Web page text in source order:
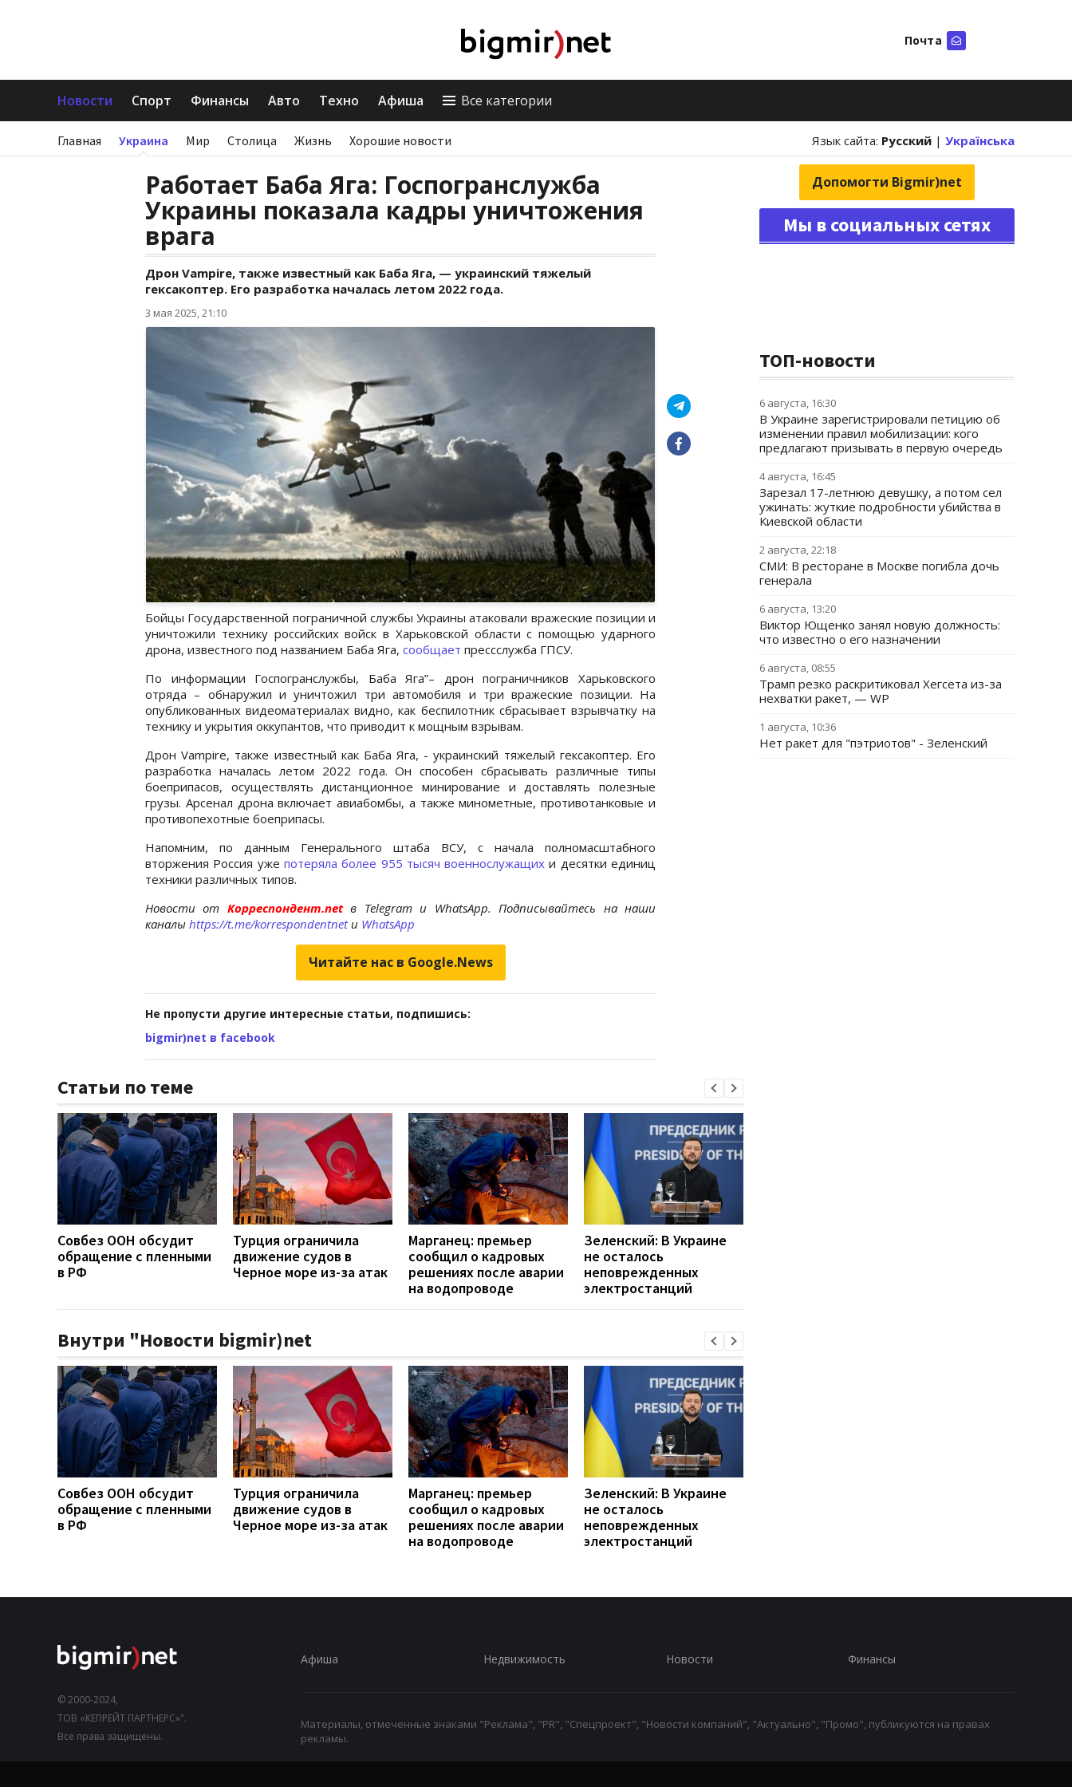
Почта
Новости Спорт Финансы Авто Техно Афиша Все категории
Главная Украина Мир Столица Жизнь Хорошие новости Язык сайта: Русский | Українська
Работает Баба Яга: Госпогранслужба
Украины показала кадры уничтожения
врага
Дрон Vampire, также известный как Баба Яга, — украинский тяжелый
гексакоптер. Его разработка началась летом 2022 года.
3 мая 2025, 21:10
Бойцы Государственной пограничной службы Украины атаковали вражеские позиции и
уничтожили технику российских войск в Харьковской области с помощью ударного
дрона, известного под названием Баба Яга, сообщает прессслужба ГПСУ.
По информации Госпогранслужбы, Баба Яга”– дрон пограничников Харьковского
отряда – обнаружил и уничтожил три автомобиля и три вражеские позиции. На
опубликованных видеоматериалах видно, как беспилотник сбрасывает взрывчатку на
технику и укрытия оккупантов, что приводит к мощным взрывам.
Дрон Vampire, также известный как Баба Яга, - украинский тяжелый гексакоптер. Его
разработка началась летом 2022 года. Он способен сбрасывать различные типы
боеприпасов, осуществлять дистанционное минирование и доставлять полезные
грузы. Арсенал дрона включает авиабомбы, а также минометные, противотанковые и
противопехотные боеприпасы.
Напомним, по данным Генерального штаба ВСУ, с начала полномасштабного
вторжения Россия уже потеряла более 955 тысяч военнослужащихи десятки единиц
техники различных типов.
Новости от Корреспондент.netв Telegram и WhatsApp. Подписывайтесь на наши
каналы https://t.me/korrespondentnetи WhatsApp
Читайте нас в Google.News
Не пропусти другие интересные статьи, подпишись:
bigmir)net в facebook
Статьи по теме
Совбез ООН обсудит
обращение с пленными
в РФ
Турция ограничила
движение судов в
Черное море из-за атак
Марганец: премьер
сообщил о кадровых
решениях после аварии
на водопроводе
Зеленский: В Украине
не осталось
неповрежденных
электростанций
Внутри "Новости bigmir)net
Совбез ООН обсудит
обращение с пленными
в РФ
Турция ограничила
движение судов в
Черное море из-за атак
Марганец: премьер
сообщил о кадровых
решениях после аварии
на водопроводе
Зеленский: В Украине
не осталось
неповрежденных
электростанций
Допомогти Bigmir)net
Мы в социальных сетях
ТОП-новости
6 августа, 16:30
В Украине зарегистрировали петицию об
изменении правил мобилизации: кого
предлагают призывать в первую очередь
4 августа, 16:45
Зарезал 17-летнюю девушку, а потом сел
ужинать: жуткие подробности убийства в
Киевской области
2 августа, 22:18
СМИ: В ресторане в Москве погибла дочь
генерала
6 августа, 13:20
Виктор Ющенко занял новую должность:
что известно о его назначении
6 августа, 08:55
Трамп резко раскритиковал Хегсета из-за
нехватки ракет, — WP
1 августа, 10:36
Нет ракет для "пэтриотов" - Зеленский
© 2000-2024,
ТОВ «КЕПРЕЙТ ПАРТНЕРС»".
Все права защищены.
Афиша Недвижимость Новости Финансы
Материалы, отмеченные знаками "Реклама", "PR", "Спецпроект", "Новости компаний", "Актуально", "Промо", публикуются на правах
рекламы.